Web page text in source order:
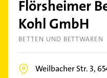
Flörsheimer
Kohl GmbH
BETTEN UND BETTWAREN
Weilbacher Str. 3,